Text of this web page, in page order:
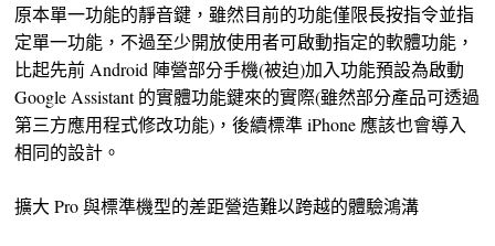
原本單一功能的靜音鍵，雖然目前的功能僅限長按指令並指
定單一功能，不過至少開放使用者可啟動指定的軟體功能，
比起先前 Android 陣營部分手機(被迫)加入功能預設為啟動
Google Assistant 的實體功能鍵來的實際(雖然部分產品可透過
第三方應用程式修改功能)，後續標準 iPhone 應該也會導入
相同的設計。
擴大 Pro 與標準機型的差距營造難以跨越的體驗鴻溝